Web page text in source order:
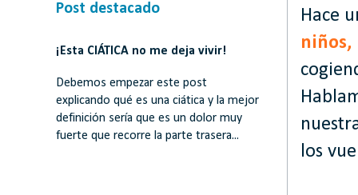
Hace
niños,
los
Post destacado
¡Esta CIÁTICA no me deja vivir!
Debemos empezar este post
explicando qué es una ciática y la mejor
definición sería que es un dolor muy
fuerte que recorre la parte trasera...